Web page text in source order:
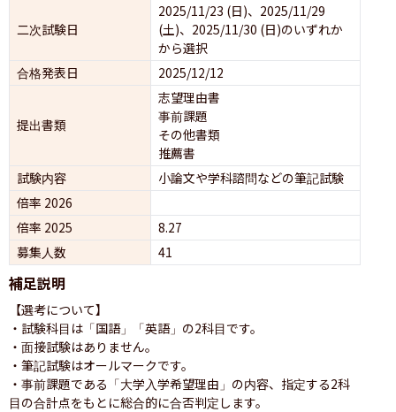
二次試験日
2025/11/23 (日)、2025/11/29
(土)、2025/11/30 (日)のいずれか
から選択
合格発表日
2025/12/12
提出書類
志望理由書
事前課題
その他書類
推薦書
試験内容
小論文や学科諮問などの筆記試験
倍率 2026
倍率 2025
8.27
募集人数
41
補足説明
【選考について】
・試験科目は「国語」「英語」の2科目です。
・面接試験はありません。
・筆記試験はオールマークです。
・事前課題である「大学入学希望理由」の内容、指定する2科
目の合計点をもとに総合的に合否判定します。